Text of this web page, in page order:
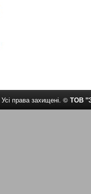
Усі права захищені. © ТОВ